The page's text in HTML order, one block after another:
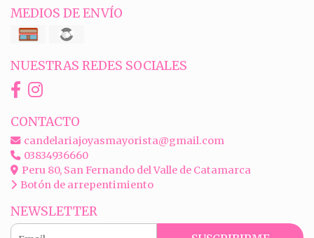
MEDIOS DE ENVÍO
NUESTRAS REDES SOCIALES
CONTACTO
candelariajoyasmayorista@gmail.com
03834936660
Peru 80, San Fernando del Valle de Catamarca
Botón de arrepentimiento
NEWSLETTER